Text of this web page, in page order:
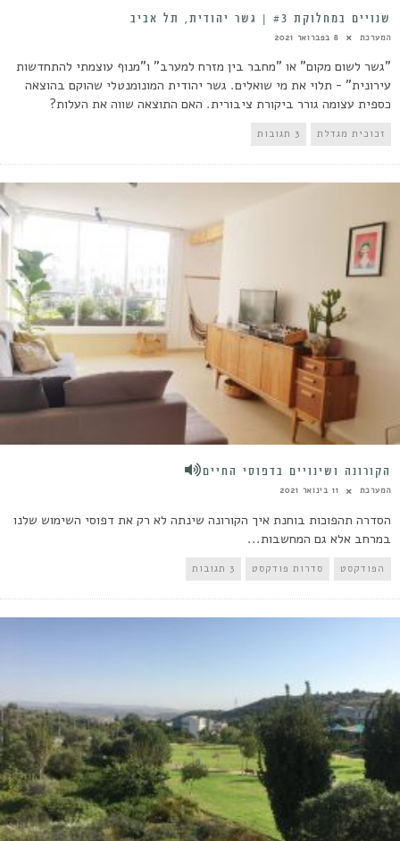
שנויים במחלוקת #3 | גשר יהודית, תל אביב
המערכת 8 בפברואר 2021
"גשר לשום מקום" או "מחבר בין מזרח למערב" ו"מנוף עוצמתי להתחדשות
עירונית" - תלוי את מי שואלים. גשר יהודית המונומנטלי שהוקם בהוצאה
כספית עצומה גורר ביקורת ציבורית. האם התוצאה שווה את העלות?
זכוכית מגדלת 3 תגובות
הקורונה ושינויים בדפוסי החיים
המערכת 11 בינואר 2021
הסדרה תהפוכות בוחנת איך הקורונה שינתה לא רק את דפוסי השימוש שלנו
במרחב אלא גם המחשבות...
הפודקסט סדרות פודקסט 3 תגובות